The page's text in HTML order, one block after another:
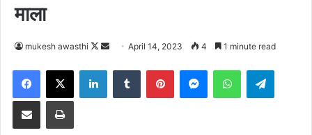
माला
mukesh awasthi
Follow
Send
email
April 14, 2023 4 1 minute read
Facebook
X LinkedInTumblr PinterestMessengerWhatsApp
Share via Email Print